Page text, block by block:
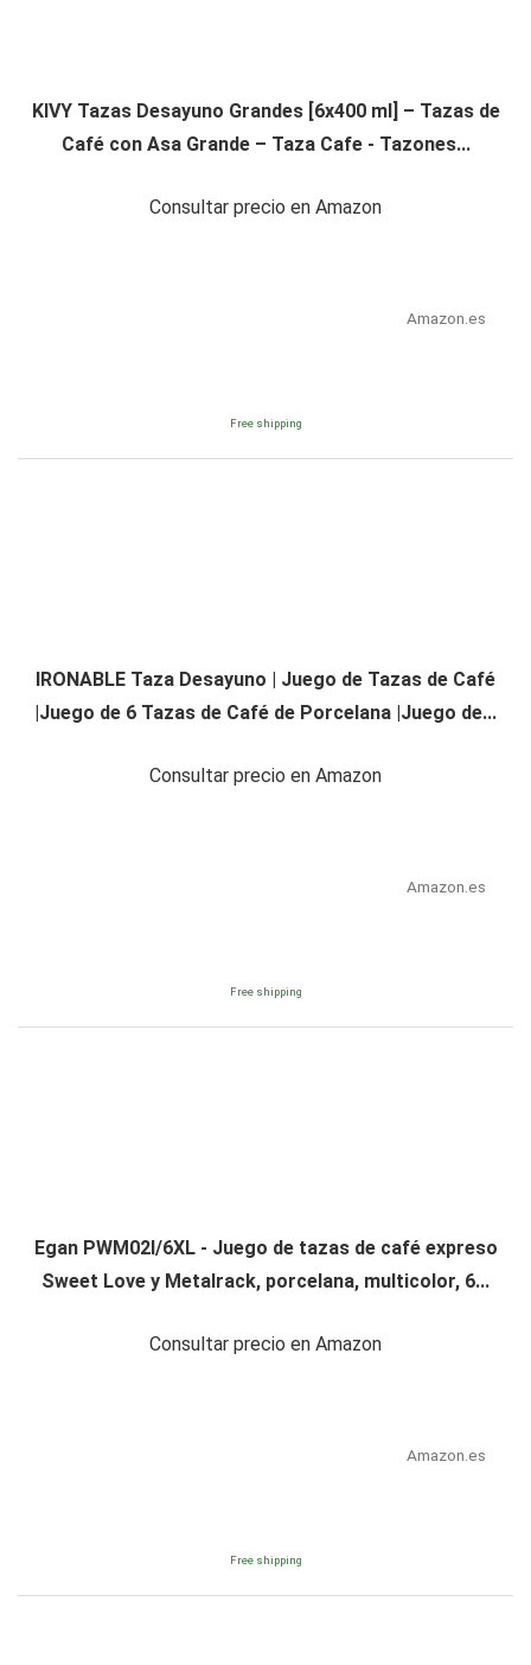
KIVY Tazas Desayuno Grandes [6x400 ml] – Tazas de
Café con Asa Grande – Taza Cafe - Tazones...
Consultar precio en Amazon
Amazon.es
Free shipping
IRONABLE Taza Desayuno | Juego de Tazas de Café
|Juego de 6 Tazas de Café de Porcelana |Juego de...
Consultar precio en Amazon
Amazon.es
Free shipping
Egan PWM02I/6XL - Juego de tazas de café expreso
Sweet Love y Metalrack, porcelana, multicolor, 6...
Consultar precio en Amazon
Amazon.es
Free shipping